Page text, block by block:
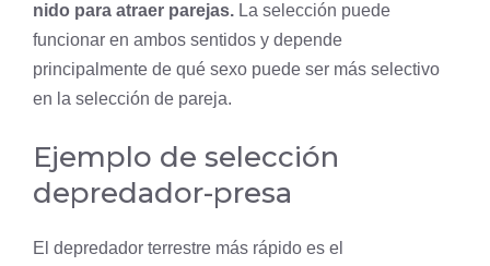
nido para atraer parejas. La selección puede
funcionar en ambos sentidos y depende
principalmente de qué sexo puede ser más selectivo
en la selección de pareja.
Ejemplo de selección
depredador-presa
El depredador terrestre más rápido es el